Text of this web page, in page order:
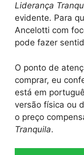
Liderança
evidente. Para
Ancelotti com
pode fazer
O ponto de
comprar, eu
está em
versão física ou
o preço
Tranquila.